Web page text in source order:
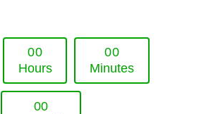
00
Hours
00
Minutes
00